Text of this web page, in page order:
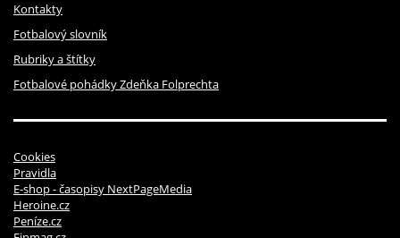
Kontakty
Fotbalový slovník
Rubriky a štítky
Fotbalové pohádky Zdeňka Folprechta
Cookies
Pravidla
E-shop - časopisy NextPageMedia
Heroine.cz
Peníze.cz